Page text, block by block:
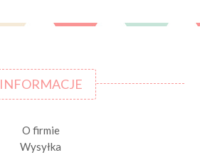
INFORMACJE
O firmie
Wysyłka